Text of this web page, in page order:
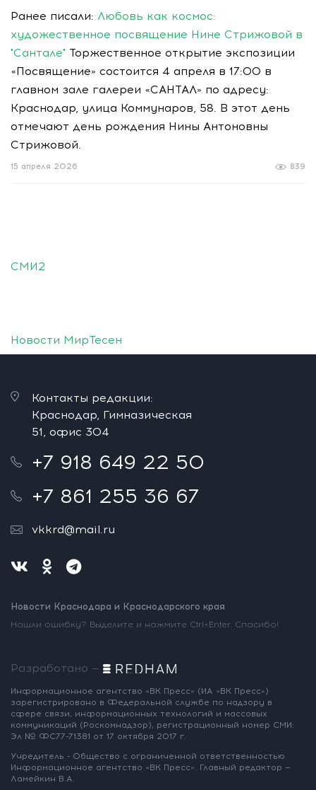
Ранее писали: Любовь как космос:
художественное посвящение Нине Стрижовой в
"Сантале" Торжественное открытие экспозиции
«Посвящение» состоится 4 апреля в 17:00 в
главном зале галереи «САНТАЛ» по адресу:
Краснодар, улица Коммунаров, 58. В этот день
отмечают день рождения Нины Антоновны
Стрижовой.
839
15 апреля 2026
СМИ2
Новости МирТесен
Контакты редакции:
Краснодар, Гимназическая
51, офис 304
+7 918 649 22 50
+7 861 255 36 67
vkkrd@mail.ru
Новости Краснодара и Краснодарского края
Нашли ошибку? Выделите и нажмите Ctrl+Enter. Спасибо!
Разработано —
Информационное агентство «ВК Пресс» (ИА «ВК Пресс»)
зарегистрировано в Федеральной службе по надзору в
сфере связи, информационных технологий и массовых
коммуникаций (Роскомнадзор), регистрационный номер СМИ:
Эл № ФС77-71381 от 17 октября 2017 г.
Учредитель - Общество с ограниченной ответственностью
Информационное агентство «ВК Пресс». Главный редактор —
Ламейкин В.А.